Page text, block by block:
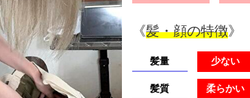
《髪・顔の特徴》
髪量 少ない
髪質 柔らかい